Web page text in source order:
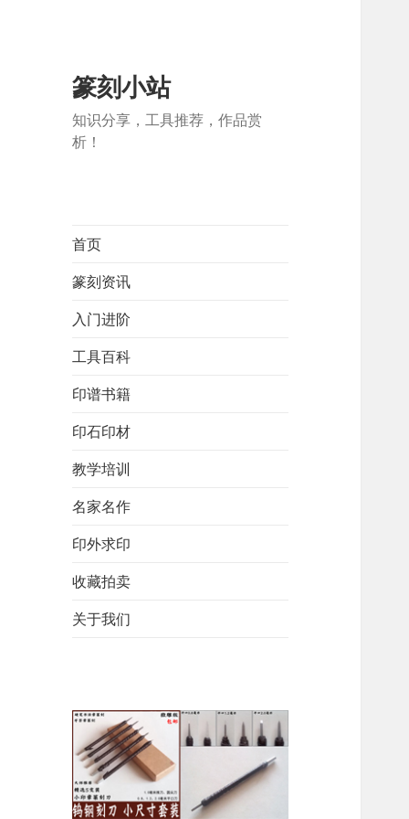
篆刻小站
知识分享，工具推荐，作品赏
析！
首页
篆刻资讯
入门进阶
工具百科
印谱书籍
印石印材
教学培训
名家名作
印外求印
收藏拍卖
关于我们